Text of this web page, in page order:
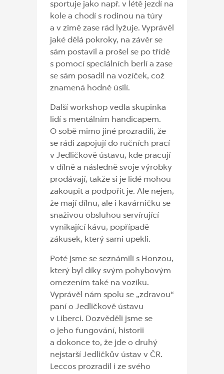
sportuje jako např. v létě jezdí na
kole a chodí s rodinou na túry
a v zimě zase rád lyžuje. Vyprávěl
jaké dělá pokroky, na závěr se
sám postavil a prošel se po třídě
s pomocí speciálních berlí a zase
se sám posadil na vozíček, což
znamená hodně úsilí.
Další workshop vedla skupinka
lidí s mentálním handicapem.
O sobě mimo jiné prozradili, že
se rádi zapojují do ručních prací
v Jedličkově ústavu, kde pracují
v dílně a následně svoje výrobky
prodávají, takže si je lidé mohou
zakoupit a podpořit je. Ale nejen,
že mají dílnu, ale i kavárničku se
snaživou obsluhou servírující
vynikající kávu, popřípadě
zákusek, který sami upekli.
Poté jsme se seznámili s Honzou,
který byl díky svým pohybovým
omezením také na vozíku.
Vyprávěl nám spolu se „zdravou“
paní o Jedličkově ústavu
v Liberci. Dozvěděli jsme se
o jeho fungování, historii
a dokonce to, že jde o druhý
nejstarší Jedličkův ústav v ČR.
Leccos prozradil i ze svého